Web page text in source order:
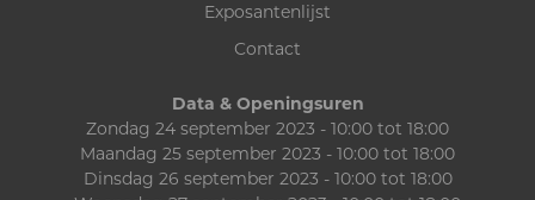
Exposantenlijst
Contact
Data & Openingsuren
Zondag 24 september 2023 - 10:00 tot 18:00
Maandag 25 september 2023 - 10:00 tot 18:00
Dinsdag 26 september 2023 - 10:00 tot 18:00